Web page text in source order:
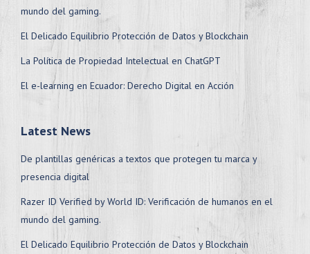
mundo del gaming.
El Delicado Equilibrio Protección de Datos y Blockchain
La Política de Propiedad Intelectual en ChatGPT
El e-learning en Ecuador: Derecho Digital en Acción
Latest News
De plantillas genéricas a textos que protegen tu marca y
presencia digital
Razer ID Verified by World ID: Verificación de humanos en el
mundo del gaming.
El Delicado Equilibrio Protección de Datos y Blockchain